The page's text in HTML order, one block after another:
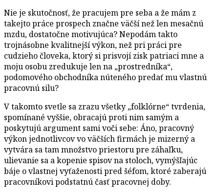
Nie je skutočnosť, že pracujem pre seba a že mám z
takejto práce prospech značne väčší než len mesačnú
mzdu, dostatočne motivujúca? Nepodám takto
trojnásobne kvalitnejší výkon, než pri práci pre
cudzieho človeka, ktorý si prisvojí zisk patriaci mne a
moju osobu zredukuje len na „prostredníka“,
podomového obchodníka núteného predať mu vlastnú
pracovnú silu?
V takomto svetle sa zrazu všetky „folklórne“ tvrdenia,
spomínané vyššie, obracajú proti nim samým a
poskytujú argument sami voči sebe: Áno, pracovný
výkon jednotlivcov vo väčších firmách je mizerný a
vytvára sa tam množstvo priestoru pre záhaľku,
ulievanie sa a kopenie spisov na stoloch, vymýšľajúc
báje o vlastnej vyťaženosti pred šéfom, ktoré zaberajú
pracovníkovi podstatnú časť pracovnej doby.